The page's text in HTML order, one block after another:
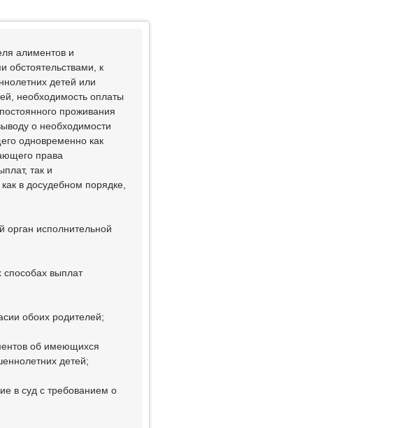
алиментов и
обстоятельствами, к
детей или
необходимость оплаты
проживания
о необходимости
одновременно как
права
так и
в досудебном порядке,
орган исполнительной
выплат
обоих родителей;
об имеющихся
детей;
в суд с требованием о